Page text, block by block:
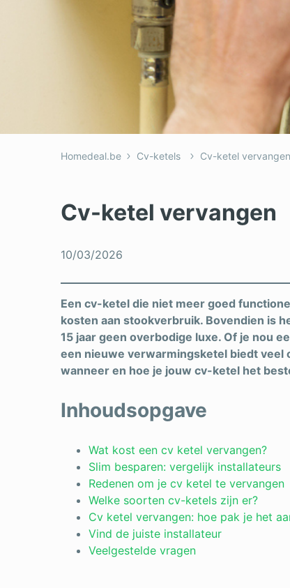
Homedeal.be Cv-ketels Cv-ketel vervangen
Cv-ketel vervangen
10/03/2026
Een cv-ketel die niet meer goed
kosten aan stookverbruik. Bovendien is
15 jaar geen overbodige luxe. Of je nou
een nieuwe verwarmingsketel biedt veel
wanneer en hoe je jouw cv-ketel het
Inhoudsopgave
Wat kost een cv ketel vervangen?
Slim besparen: vergelijk installateurs
Redenen om je cv ketel te vervangen
Welke soorten cv-ketels zijn er?
Cv ketel vervangen: hoe pak je het
Vind de juiste installateur
Veelgestelde vragen